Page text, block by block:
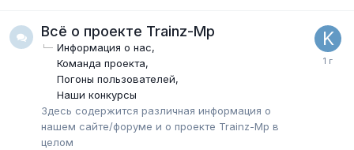
Всё о проекте Trainz-Mp
Информация о нас
Команда проекта
Погоны пользователей
Наши конкурсы
Здесь содержится различная информация о
нашем сайте/форуме и о проекте Trainz-Mp в
целом